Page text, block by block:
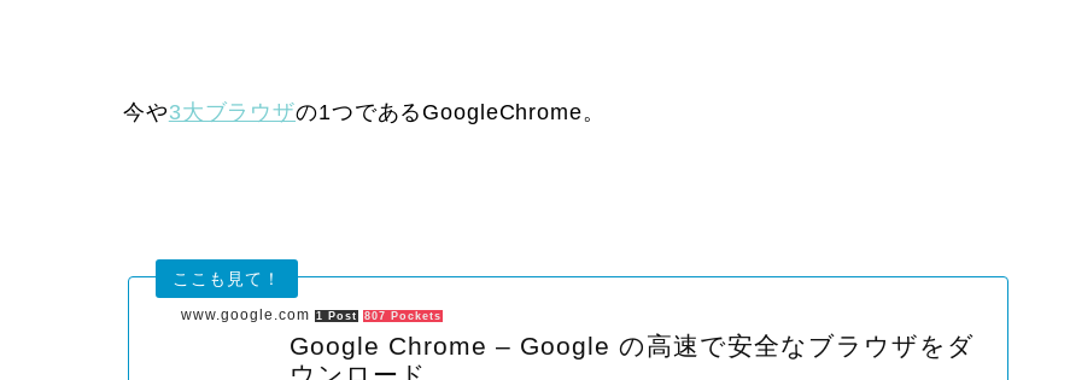
今や3大ブラウザの1つであるGoogleChrome。
www.google.com 1 Post 807 Pockets
Google Chrome – Google の高速で安全なブラウザをダ